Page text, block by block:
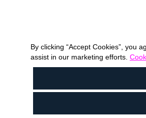
By clicking “Accept Cookies”, you
assist in our marketing efforts.